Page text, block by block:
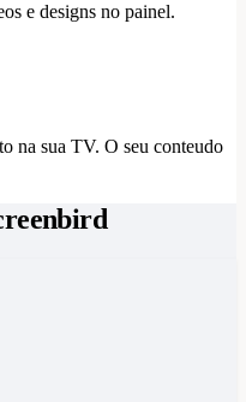
e designs no painel.
na sua TV. O seu conteudo